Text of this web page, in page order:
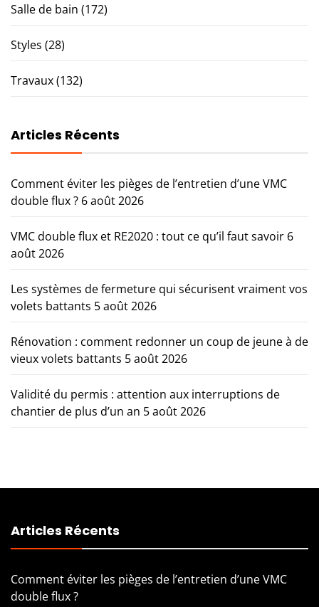
Salle de bain (172)
Styles (28)
Travaux(132)
Articles Récents
Comment éviter les pièges de l’entretien d’une VMC
double flux ? 6 août 2026
VMC double flux et RE2020 : tout ce qu’il faut savoir 6
août 2026
Les systèmes de fermeture qui sécurisent vraiment vos
volets battants 5 août 2026
Rénovation : comment redonner un coup de jeune à de
vieux volets battants 5 août 2026
Validité du permis : attention aux interruptions de
chantier de plus d’un an 5 août 2026
Articles Récents
Comment éviter les pièges de l’entretien d’une VMC
double flux ?